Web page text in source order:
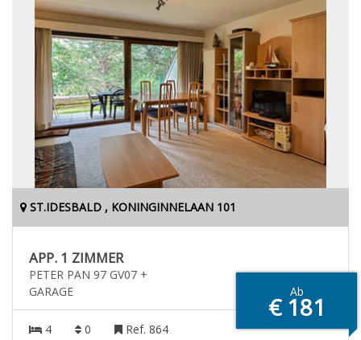
ST.IDESBALD , KONINGINNELAAN 101
APP. 1 ZIMMER
PETER PAN 97 GV07 +
GARAGE
Ab
€ 181
4 0 Ref. 864